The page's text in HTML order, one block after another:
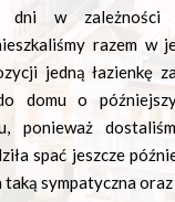
dni w zależności
razem w
jedną łazienkę
domu o
ponieważ
spać jeszcze
sympatyczna